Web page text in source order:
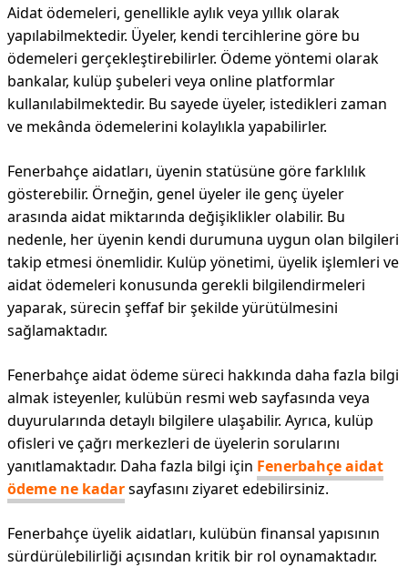
Aidat ödemeleri, genellikle aylık veya yıllık olarak
yapılabilmektedir. Üyeler, kendi tercihlerine göre bu
ödemeleri gerçekleştirebilirler. Ödeme yöntemi olarak
bankalar, kulüp şubeleri veya online platformlar
kullanılabilmektedir. Bu sayede üyeler, istedikleri zaman
ve mekânda ödemelerini kolaylıkla yapabilirler.
Fenerbahçe aidatları, üyenin statüsüne göre farklılık
gösterebilir. Örneğin, genel üyeler ile genç üyeler
arasında aidat miktarında değişiklikler olabilir. Bu
nedenle, her üyenin kendi durumuna uygun olan bilgileri
takip etmesi önemlidir. Kulüp yönetimi, üyelik işlemleri ve
aidat ödemeleri konusunda gerekli bilgilendirmeleri
yaparak, sürecin şeffaf bir şekilde yürütülmesini
sağlamaktadır.
Fenerbahçe aidat ödeme süreci hakkında daha fazla bilgi
almak isteyenler, kulübün resmi web sayfasında veya
duyurularında detaylı bilgilere ulaşabilir. Ayrıca, kulüp
ofisleri ve çağrı merkezleri de üyelerin sorularını
yanıtlamaktadır. Daha fazla bilgi için Fenerbahçe aidat
ödeme ne kadarsayfasını ziyaret edebilirsiniz.
Fenerbahçe üyelik aidatları, kulübün finansal yapısının
sürdürülebilirliği açısından kritik bir rol oynamaktadır.